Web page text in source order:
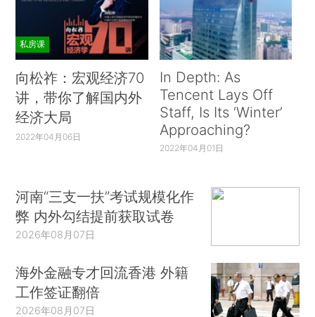
私房课
向松祚：宏观经济70
讲，带你了解国内外
经济大局
2022年04月06日
In Depth: As
Tencent Lays Off
Staff, Is Its ‘Winter’
Approaching?
2022年04月01日
河南“三支一扶”考试规模化作
弊 内外勾结提前获取试卷
2026年08月07日
海外金融专才回流香港 外籍
工作签证翻倍
2026年08月07日